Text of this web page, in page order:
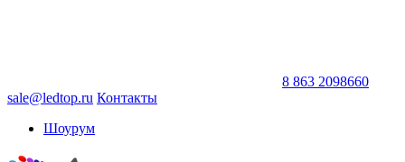
8 863 2098660
sale@ledtop.ru Контакты
Шоурум